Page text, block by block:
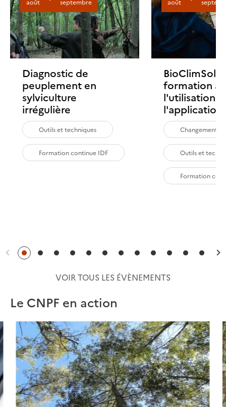
Diagnostic de
peuplement en
sylviculture
irrégulière
Outils et techniques
Formation continue IDF
BioClimSol :
formation à
l'utilisation
l'application
Changement
Outils et
Formation
VOIR TOUS LES ÉVÈNEMENTS
Le CNPF en action